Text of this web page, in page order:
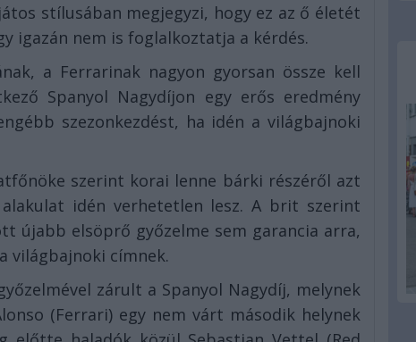
stílusában megjegyzi, hogy ez az ő életét
igazán nem is foglalkoztatja a kérdés.
a Ferrarinak nagyon gyorsan össze kell
Spanyol Nagydíjon egy erős eredmény
szezonkezdést, ha idén a világbajnoki
szerint korai lenne bárki részéről azt
idén verhetetlen lesz. A brit szerint
újabb elsöprő győzelme sem garancia arra,
világbajnoki címnek.
zárult a Spanyol Nagydíj, melynek
(Ferrari) egy nem várt második helynek